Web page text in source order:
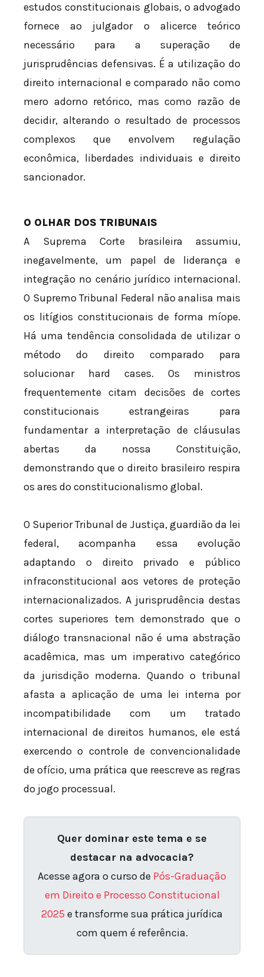
estudos constitucionais globais, o advogado
fornece ao julgador o alicerce teórico
necessário para a superação de
jurisprudências defensivas. É a utilização do
direito internacional e comparado não como
mero adorno retórico, mas como razão de
decidir, alterando o resultado de processos
complexos que envolvem regulação
econômica, liberdades individuais e direito
sancionador.
O OLHAR DOS TRIBUNAIS
A Suprema Corte brasileira assumiu,
inegavelmente, um papel de liderança e
integração no cenário jurídico internacional.
O Supremo Tribunal Federal não analisa mais
os litígios constitucionais de forma míope.
Há uma tendência consolidada de utilizar o
método do direito comparado para
solucionar hard cases. Os ministros
frequentemente citam decisões de cortes
constitucionais estrangeiras para
fundamentar a interpretação de cláusulas
abertas da nossa Constituição,
demonstrando que o direito brasileiro respira
os ares do constitucionalismo global.
O Superior Tribunal de Justiça, guardião da lei
federal, acompanha essa evolução
adaptando o direito privado e público
infraconstitucional aos vetores de proteção
internacionalizados. A jurisprudência destas
cortes superiores tem demonstrado que o
diálogo transnacional não é uma abstração
acadêmica, mas um imperativo categórico
da jurisdição moderna. Quando o tribunal
afasta a aplicação de uma lei interna por
incompatibilidade com um tratado
internacional de direitos humanos, ele está
exercendo o controle de convencionalidade
de ofício, uma prática que reescreve as regras
do jogo processual.
Quer dominar este tema e se
destacar na advocacia?
Acesse agora o curso de Pós-Graduação
em Direito e Processo Constitucional
2025 e transforme sua prática jurídica
com quem é referência.